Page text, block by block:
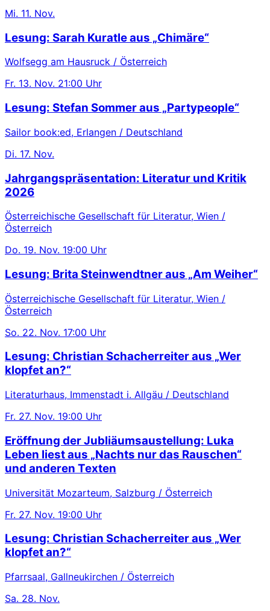
Mi. 11. Nov.
Lesung: Sarah Kuratle aus „Chimäre“
Wolfsegg am Hausruck / Österreich
Fr. 13. Nov. 21:00 Uhr
Lesung: Stefan Sommer aus „Partypeople“
Sailor book:ed, Erlangen / Deutschland
Di. 17. Nov.
Jahrgangspräsentation: Literatur und Kritik
2026
Österreichische Gesellschaft für Literatur, Wien /
Österreich
Do. 19. Nov. 19:00 Uhr
Lesung: Brita Steinwendtner aus „Am Weiher“
Österreichische Gesellschaft für Literatur, Wien /
Österreich
So. 22. Nov. 17:00 Uhr
Lesung: Christian Schacherreiter aus „Wer
klopfet an?“
Literaturhaus, Immenstadt i. Allgäu / Deutschland
Fr. 27. Nov. 19:00 Uhr
Eröffnung der Jubliäumsaustellung: Luka
Leben liest aus „Nachts nur das Rauschen“
und anderen Texten
Universität Mozarteum, Salzburg / Österreich
Fr. 27. Nov. 19:00 Uhr
Lesung: Christian Schacherreiter aus „Wer
klopfet an?“
Pfarrsaal, Gallneukirchen / Österreich
Sa. 28. Nov.